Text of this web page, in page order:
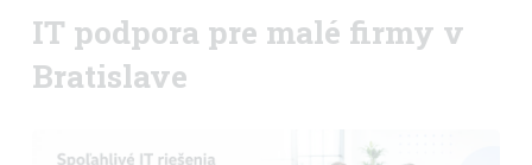
IT podpora pre malé firmy v
Bratislave